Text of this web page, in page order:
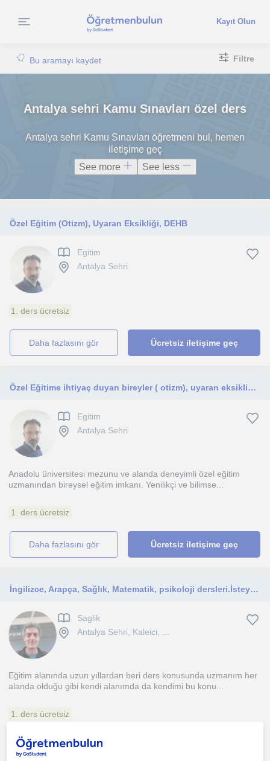
Kayıt Olun
Bu aramayı kaydet Filtre
Antalya sehri Kamu Sınavları özel ders
Antalya sehri Kamu Sınavları öğretmeni bul, hemen
iletişime geç
See more
See less
Özel Eğitim (Otizm), Uyaran Eksikliği, DEHB
Egitim
Antalya Sehri
1. ders ücretsiz
daha fazlasını gör Ücretsiz iletişime geç
Özel Eğitime ihtiyaç duyan bireyler ( otizm), uyaran eksikliği, DEHB
Egitim
Antalya Sehri
Anadolu üniversitesi mezunu ve alanda deneyimli özel eğitim
uzmanından bireysel eğitim imkanı. Yenilikçi ve bilimse...
1. ders ücretsiz
daha fazlasını gör Ücretsiz iletişime geç
İngilizce, Arapça, Sağlık, Matematik, psikoloji dersleri.İsteyerek öğrenmenin ne kadar kolay olduğunu benimle tanışınca anlayacaksınız. Öemli olan kendini motive edebilmek
Saglik
Antalya Sehri, Kaleici, ...
Eğitim alanında uzun yıllardan beri ders konusunda uzmanım her
alanda olduğu gibi kendi alanımda da kendimi bu konu...
1. ders ücretsiz
daha fazlasını gör